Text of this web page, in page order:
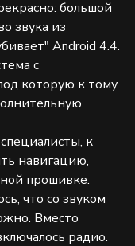
большой
звука из
Android 4.4.
с
которую к тому
к
навигацию,
прошивке.
что со звуком
Вместо
радио.